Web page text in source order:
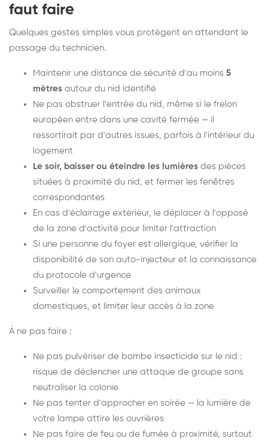
faut faire
Quelques gestes simples vous protègent en attendant le
passage du technicien.
Maintenir une distance de sécurité d'au moins 5
mètres autour du nid identifié
Ne pas obstruer l'entrée du nid, même si le frelon
européen entre dans une cavité fermée — il
ressortirait par d'autres issues, parfois à l'intérieur du
logement
Le soir, baisser ou éteindre les lumières des pièces
situées à proximité du nid, et fermer les fenêtres
correspondantes
En cas d'éclairage extérieur, le déplacer à l'opposé
de la zone d'activité pour limiter l'attraction
Si une personne du foyer est allergique, vérifier la
disponibilité de son auto-injecteur et la connaissance
du protocole d'urgence
Surveiller le comportement des animaux
domestiques, et limiter leur accès à la zone
À ne pas faire :
Ne pas pulvériser de bombe insecticide sur le nid :
risque de déclencher une attaque de groupe sans
neutraliser la colonie
Ne pas tenter d'approcher en soirée — la lumière de
votre lampe attire les ouvrières
Ne pas faire de feu ou de fumée à proximité, surtout